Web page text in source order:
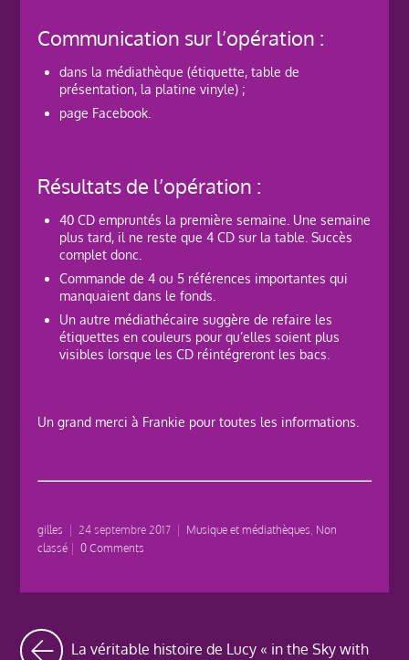
Communication sur l’opération :
dans la médiathèque (étiquette, table de
présentation, la platine vinyle) ;
page Facebook.
Résultats de l’opération :
40 CD empruntés la première semaine. Une semaine
plus tard, il ne reste que 4 CD sur la table. Succès
complet donc.
Commande de 4 ou 5 références importantes qui
manquaient dans le fonds.
Un autre médiathécaire suggère de refaire les
étiquettes en couleurs pour qu’elles soient plus
visibles lorsque les CD réintégreront les bacs.
Un grand merci à Frankie pour toutes les informations.
gilles 24 septembre 2017 Musique et médiathèques, Non
classé
0 Comments
La véritable histoire de Lucy « in the Sky with